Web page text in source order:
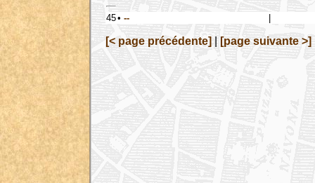
45• --
[< page précédente] [page suivante >]